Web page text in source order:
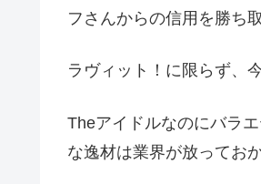
フさんからの信用を勝ち
ラヴィット！に限らず、
Theアイドルなのにバラ
な逸材は業界が放ってお